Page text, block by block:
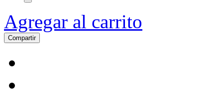
Agregar al carrito
Compartir